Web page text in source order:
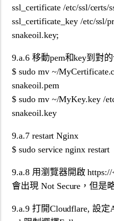
ssl_certificate /etc/ssl/certs/
ssl_certificate_key /etc/ssl/
snakeoil.key;
9.a.6 移動pem和key到對
$ sudo mv ~/
snakeoil.pem
$ sudo mv ~/MyKey.key /
snakeoil.key
9.a.7 restart Nginx
$ sudo service nginx restart
9.a.8 用瀏覽器開啟 https://
會出現 Not Secure，但是
9.a.9 打開Cloudflare, 設